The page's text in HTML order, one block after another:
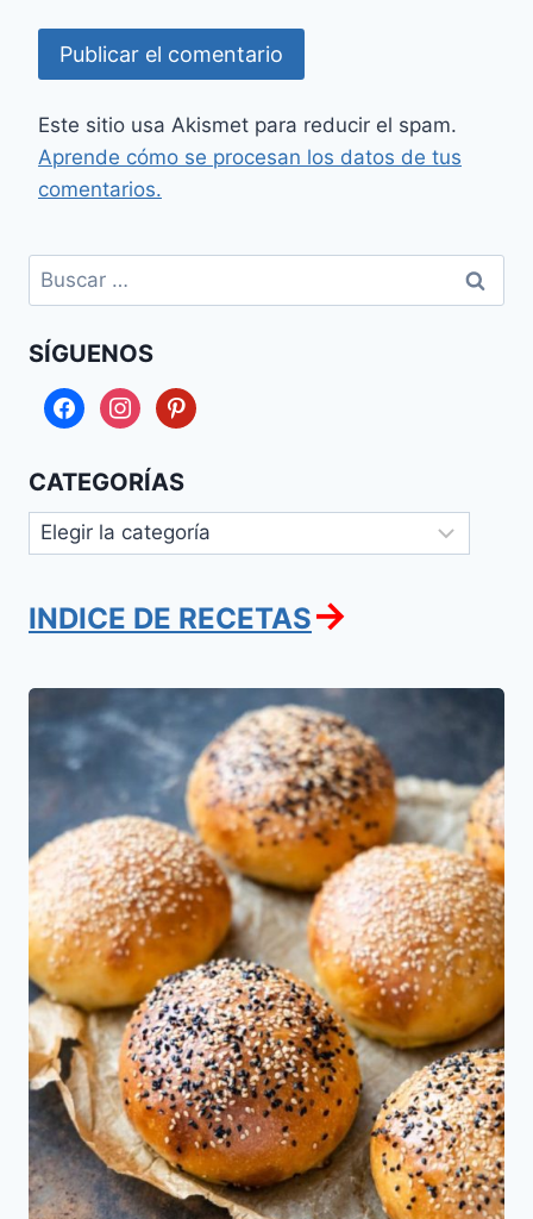
Este sitio usa Akismet para reducir el spam.
Aprende cómo se procesan los datos de tus
comentarios.
Buscar:
SÍGUENOS
facebookinstagrampinterest
CATEGORÍAS
Categorías
INDICE DE RECETAS→
Pancitos
de
leche